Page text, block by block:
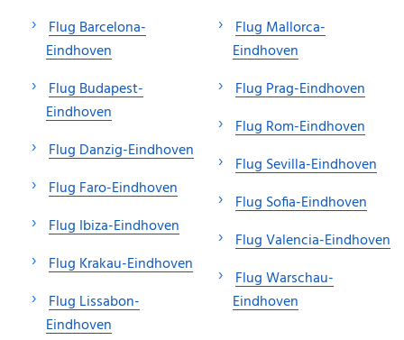
Flug Barcelona-
Eindhoven
Flug Budapest-
Eindhoven
Flug Danzig-Eindhoven
Flug Faro-Eindhoven
Flug Ibiza-Eindhoven
Flug Krakau-Eindhoven
Flug Lissabon-
Eindhoven
Flug Mallorca-
Eindhoven
Flug Prag-Eindhoven
Flug Rom-Eindhoven
Flug Sevilla-Eindhoven
Flug Sofia-Eindhoven
Flug Valencia-Eindhoven
Flug Warschau-
Eindhoven